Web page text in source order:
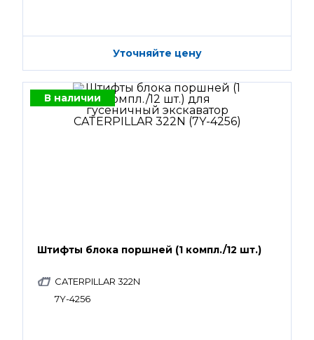
Уточняйте цену
В наличии
Штифты блока поршней (1 компл./12 шт.)
CATERPILLAR 322N
7Y-4256